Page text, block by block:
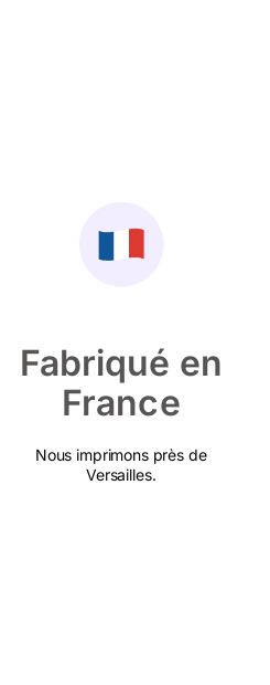
Fabriqué en
France
Nous imprimons près de
Versailles.